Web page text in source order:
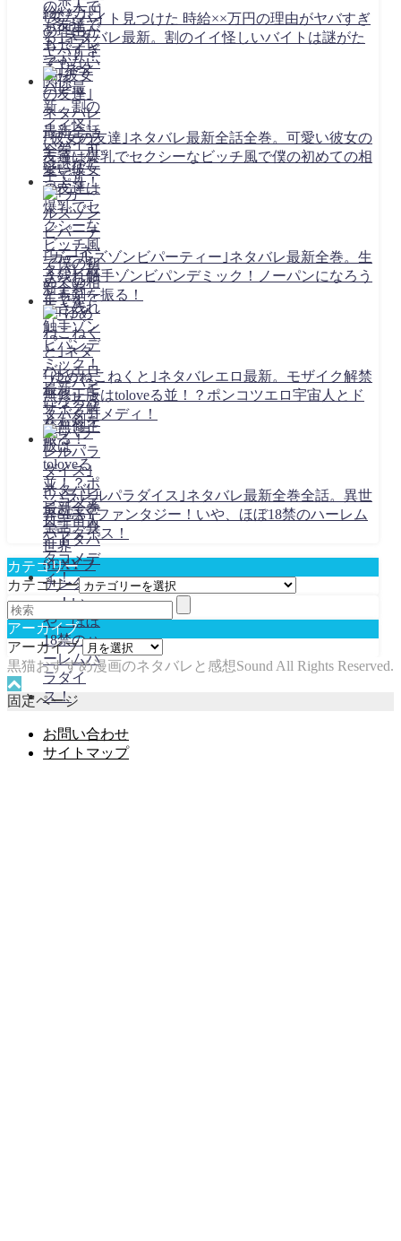
｢変なバイト見つけた 時給××万円の理由がヤバすぎ
る｣ネタバレ最新。割のイイ怪しいバイトは謎がた
っぷり！
｢彼女の友達｣ネタバレ最新全話全巻。可愛い彼女の
友達は爆乳でセクシーなビッチ風で僕の初めての相
手です
｢ガールズゾンビパーティー｣ネタバレ最新全巻。生
き残れ触手ゾンビパンデミック！ノーパンになろう
とも剣を振る！
｢ゆめねこねくと｣ネタバレエロ最新。モザイク解禁
無修正版はtoloveる並！？ポンコツエロ宇宙人とド
タバタコメディ！
｢パラレルパラダイス｣ネタバレ最新全巻全話。異世
界SEXYファンタジー！いや、ほぼ18禁のハーレム
パラダイス！
カテゴリー
カテゴリー
アーカイブ
アーカイブ
黒猫おすすめ漫画のネタバレと感想Sound All Rights Reserved.
固定ページ
お問い合わせ
サイトマップ